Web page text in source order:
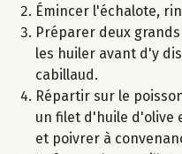
Émincer l'échalote,
Préparer deux
les huiler avant d'y
cabillaud.
Répartir sur le
un filet d'huile d'olive
et poivrer à